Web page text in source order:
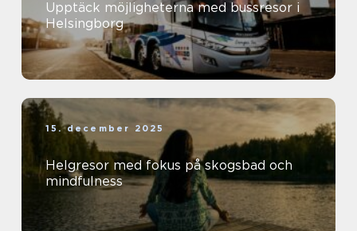
Upptäck möjligheterna med bussresor i
Helsingborg
15. december 2025
Helgresor med fokus på skogsbad och
mindfulness